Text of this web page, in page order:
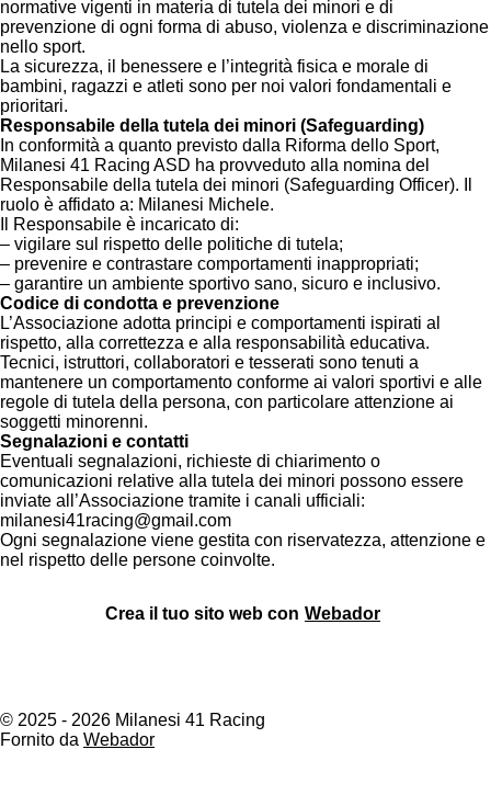
normative vigenti in materia di tutela dei minori e di
prevenzione di ogni forma di abuso, violenza e discriminazione
nello sport.
La sicurezza, il benessere e l’integrità fisica e morale di
bambini, ragazzi e atleti sono per noi valori fondamentali e
prioritari.
Responsabile della tutela dei minori (Safeguarding)
In conformità a quanto previsto dalla Riforma dello Sport,
Milanesi 41 Racing ASD ha provveduto alla nomina del
Responsabile della tutela dei minori (Safeguarding Officer). Il
ruolo è affidato a: Milanesi Michele.
Il Responsabile è incaricato di:
– vigilare sul rispetto delle politiche di tutela;
– prevenire e contrastare comportamenti inappropriati;
– garantire un ambiente sportivo sano, sicuro e inclusivo.
Codice di condotta e prevenzione
L’Associazione adotta principi e comportamenti ispirati al
rispetto, alla correttezza e alla responsabilità educativa.
Tecnici, istruttori, collaboratori e tesserati sono tenuti a
mantenere un comportamento conforme ai valori sportivi e alle
regole di tutela della persona, con particolare attenzione ai
soggetti minorenni.
Segnalazioni e contatti
Eventuali segnalazioni, richieste di chiarimento o
comunicazioni relative alla tutela dei minori possono essere
inviate all’Associazione tramite i canali ufficiali:
milanesi41racing@gmail.com
Ogni segnalazione viene gestita con riservatezza, attenzione e
nel rispetto delle persone coinvolte.
Crea il tuo sito web con Webador
© 2025 - 2026 Milanesi 41 Racing
Fornito da Webador